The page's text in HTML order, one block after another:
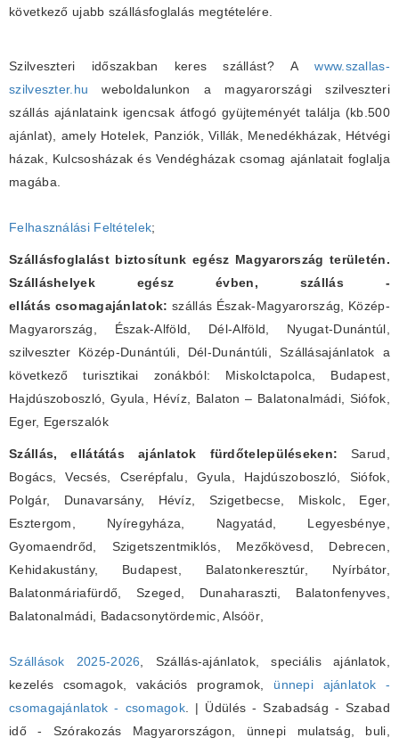
következő ujabb szállásfoglalás megtételére.
Szilveszteri időszakban keres szállást? Awww.szallas-
szilveszter.hu weboldalunkon a magyarországi szilveszteri
szállás ajánlataink igencsak átfogó gyüjteményét találja (kb.500
ajánlat), amely Hotelek, Panziók, Villák, Menedékházak, Hétvégi
házak, Kulcsosházak és Vendégházak csomag ajánlatait foglalja
magába.
Felhasználási Feltételek;
Szállásfoglalást biztosítunk egész Magyarország területén.
Szálláshelyek egész évben, szállás -
ellátás csomagajánlatok: szállás Észak-Magyarország, Közép-
Magyarország, Észak-Alföld, Dél-Alföld, Nyugat-Dunántúl,
szilveszter Közép-Dunántúli, Dél-Dunántúli, Szállásajánlatok a
következő turisztikai zonákból: Miskolctapolca, Budapest,
Hajdúszoboszló, Gyula, Hévíz, Balaton – Balatonalmádi, Siófok,
Eger, Egerszalók
Szállás, ellátátás ajánlatok fürdőtelepüléseken:Sarud,
Bogács, Vecsés, Cserépfalu, Gyula, Hajdúszoboszló, Siófok,
Polgár, Dunavarsány, Hévíz, Szigetbecse, Miskolc, Eger,
Esztergom, Nyíregyháza, Nagyatád, Legyesbénye,
Gyomaendrőd, Szigetszentmiklós, Mezőkövesd, Debrecen,
Kehidakustány, Budapest, Balatonkeresztúr, Nyírbátor,
Balatonmáriafürdő, Szeged, Dunaharaszti, Balatonfenyves,
Balatonalmádi, Badacsonytördemic, Alsóör
Szállások 2025-2026 , Szállás-ajánlatok, speciális ajánlatok,
kezelés csomagok, vakációs programok, ünnepi ajánlatok -
csomagajánlatok - csomagok . | Üdülés - Szabadság - Szabad
idő - Szórakozás Magyarországon, ünnepi mulatság, buli,